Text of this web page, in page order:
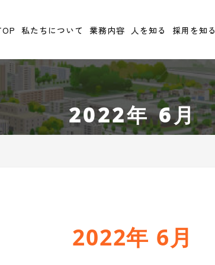
私たちについて 業務内容 人を知る 採用を知る
2022年 6月
2022年 6月